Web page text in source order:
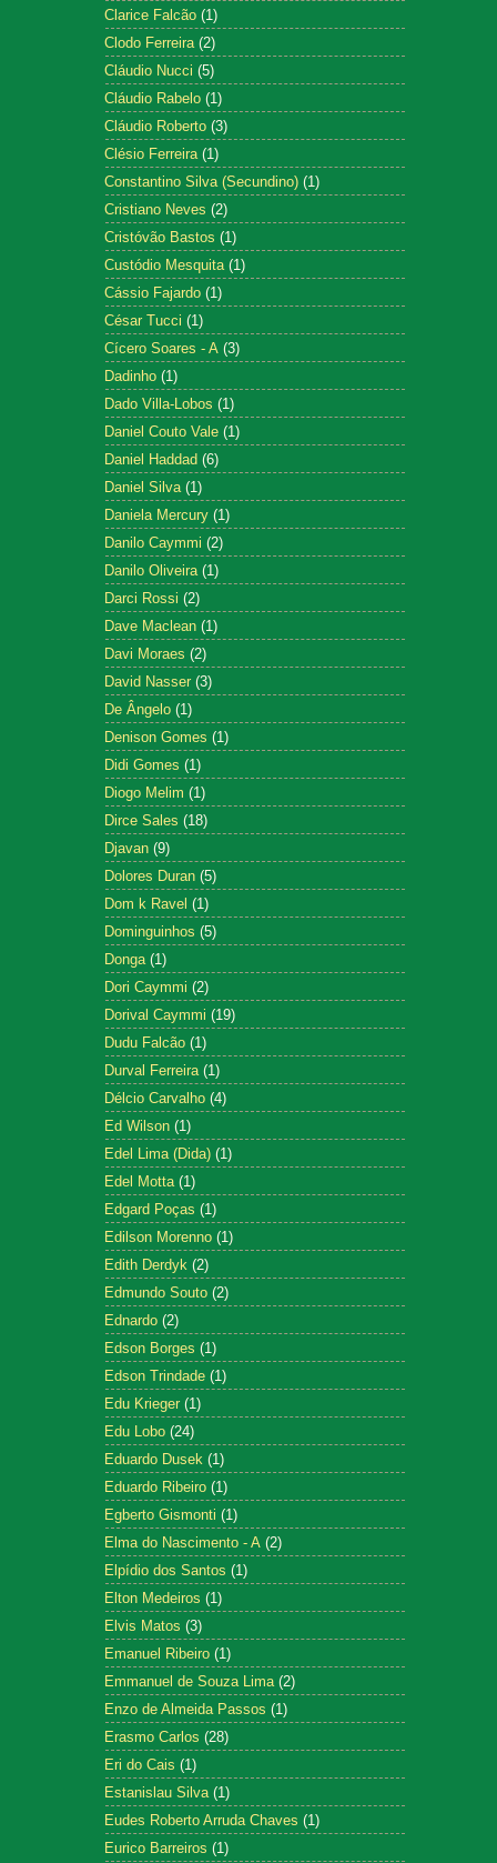
Clarice Falcão (1)
Clodo Ferreira (2)
Cláudio Nucci (5)
Cláudio Rabelo (1)
Cláudio Roberto (3)
Clésio Ferreira (1)
Constantino Silva (Secundino) (1)
Cristiano Neves (2)
Cristóvão Bastos (1)
Custódio Mesquita (1)
Cássio Fajardo (1)
César Tucci (1)
Cícero Soares - A (3)
Dadinho (1)
Dado Villa-Lobos (1)
Daniel Couto Vale (1)
Daniel Haddad (6)
Daniel Silva (1)
Daniela Mercury (1)
Danilo Caymmi (2)
Danilo Oliveira (1)
Darci Rossi (2)
Dave Maclean (1)
Davi Moraes (2)
David Nasser (3)
De Ângelo (1)
Denison Gomes (1)
Didi Gomes (1)
Diogo Melim (1)
Dirce Sales (18)
Djavan (9)
Dolores Duran (5)
Dom k Ravel (1)
Dominguinhos (5)
Donga (1)
Dori Caymmi (2)
Dorival Caymmi (19)
Dudu Falcão (1)
Durval Ferreira (1)
Délcio Carvalho (4)
Ed Wilson (1)
Edel Lima (Dida) (1)
Edel Motta (1)
Edgard Poças (1)
Edilson Morenno (1)
Edith Derdyk (2)
Edmundo Souto (2)
Ednardo (2)
Edson Borges (1)
Edson Trindade (1)
Edu Krieger (1)
Edu Lobo (24)
Eduardo Dusek (1)
Eduardo Ribeiro (1)
Egberto Gismonti (1)
Elma do Nascimento - A (2)
Elpídio dos Santos (1)
Elton Medeiros (1)
Elvis Matos (3)
Emanuel Ribeiro (1)
Emmanuel de Souza Lima (2)
Enzo de Almeida Passos (1)
Erasmo Carlos (28)
Eri do Cais (1)
Estanislau Silva (1)
Eudes Roberto Arruda Chaves (1)
Eurico Barreiros (1)